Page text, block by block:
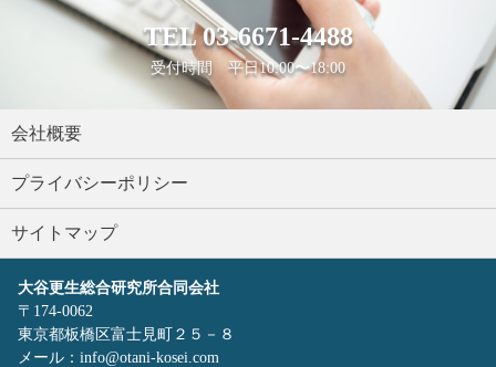
TEL03-6671-4488
受付時間 平日10:00〜18:00
会社概要
プライバシーポリシー
サイトマップ
大谷更生総合研究所合同会社
〒174-0062
東京都板橋区富士見町２５－８
メール：info@otani-kosei.com